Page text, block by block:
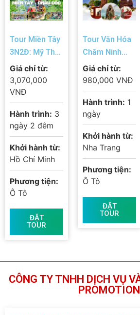
Tour Miền Tây
3N2Đ: Mỹ Tho
– Bến Tre –
Châu Đốc –
Trà Sư – Cần
Thơ | Trọn Gói
Giá Tốt
Giá chỉ từ:
3,070,000
VNĐ
Hành trình: 3
ngày 2 đêm
Khởi hành từ:
Hồ Chí Minh
Phương tiện:
Ô Tô
ĐẶT
TOUR
Tour Văn Hóa
Chăm Ninh
Thuận 1 Ngày |
Tháp Po Klong
Garai – Làng
Nghề Truyền
Thống
Giá chỉ từ:
980,000 VNĐ
Hành trình: 1
ngày
Khởi hành từ:
Nha Trang
Phương tiện:
Ô Tô
ĐẶT
TOUR
CÔNG TY TNHH DỊCH VỤ
PROMOTION